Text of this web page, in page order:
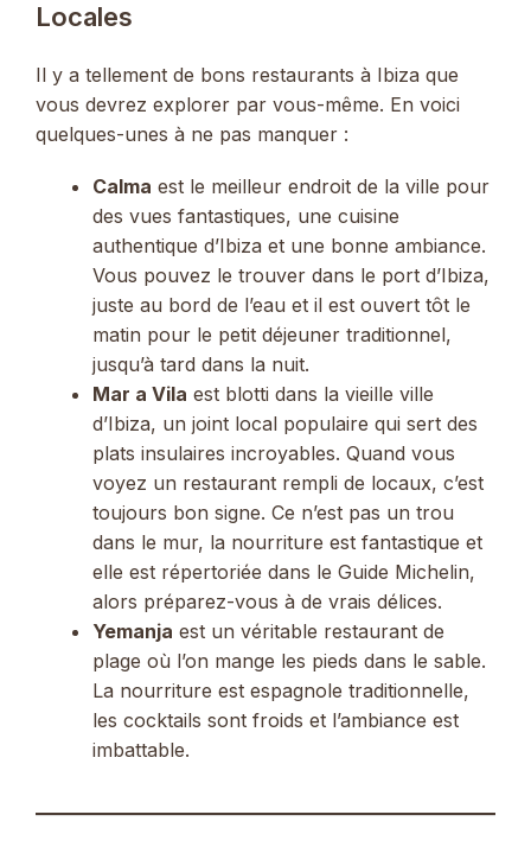
Locales
Il y a tellement de bons restaurants à Ibiza que
vous devrez explorer par vous-même. En voici
quelques-unes à ne pas manquer :
Calma est le meilleur endroit de la ville pour
des vues fantastiques, une cuisine
authentique d’Ibiza et une bonne ambiance.
Vous pouvez le trouver dans le port d’Ibiza,
juste au bord de l’eau et il est ouvert tôt le
matin pour le petit déjeuner traditionnel,
jusqu’à tard dans la nuit.
Mar a Vila est blotti dans la vieille ville
d’Ibiza, un joint local populaire qui sert des
plats insulaires incroyables. Quand vous
voyez un restaurant rempli de locaux, c’est
toujours bon signe. Ce n’est pas un trou
dans le mur, la nourriture est fantastique et
elle est répertoriée dans le Guide Michelin,
alors préparez-vous à de vrais délices.
Yemanja est un véritable restaurant de
plage où l’on mange les pieds dans le sable.
La nourriture est espagnole traditionnelle,
les cocktails sont froids et l’ambiance est
imbattable.